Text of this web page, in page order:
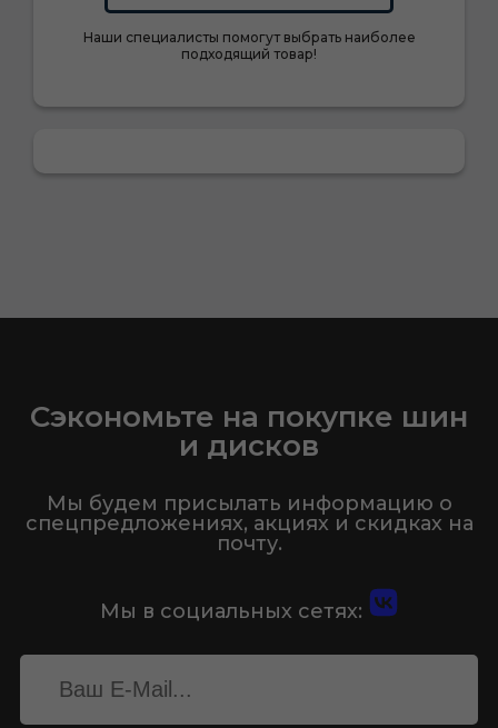
Наши специалисты помогут выбрать наиболее
подходящий товар!
Сэкономьте на покупке шин
и дисков
Мы будем присылать информацию о
спецпредложениях, акциях и скидках на
почту.
Мы в социальных сетях: